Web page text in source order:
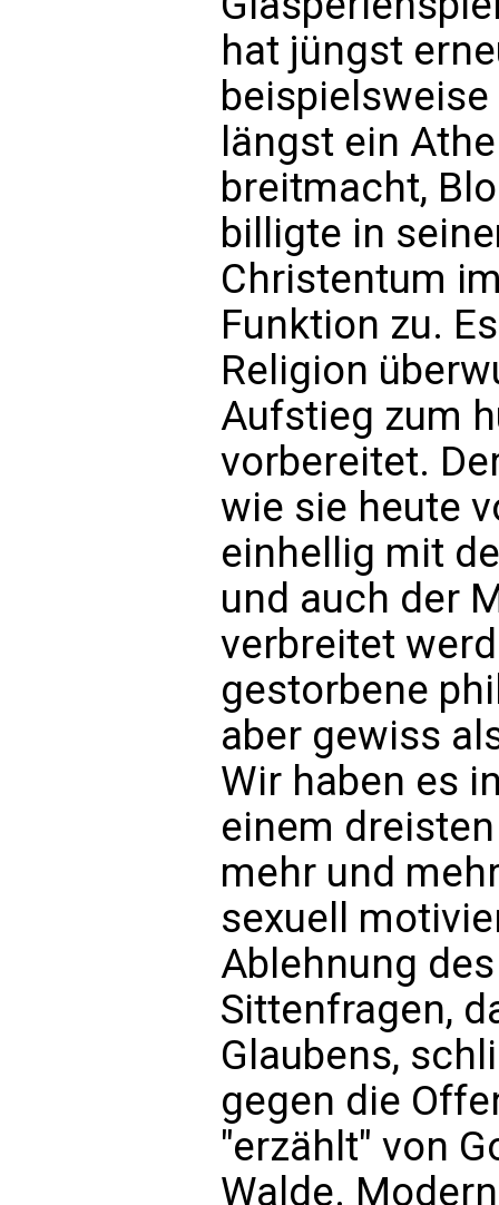
hat jüngst
längst ein
breitmacht,
billigte in
Christentum
Funktion zu.
Religion
Aufstieg zum
vorbereitet.
wie sie heute
einhellig mit
und auch der
verbreitet
gestorbene
aber gewiss
Wir haben es
einem
mehr und
sexuell
Ablehnung
Sittenfragen,
Glaubens,
gegen die
"erzählt" von
Walde.